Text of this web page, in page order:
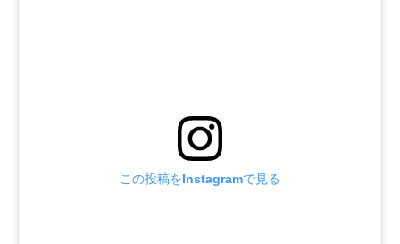
この投稿をInstagramで見る